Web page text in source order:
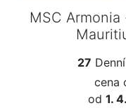
MSC
27
cena
od 1.